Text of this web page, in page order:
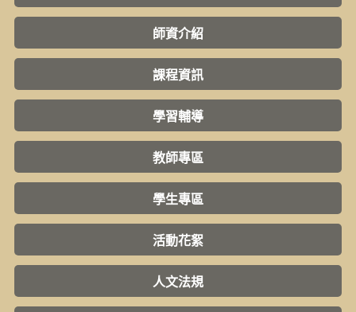
師資介紹
課程資訊
學習輔導
教師專區
學生專區
活動花絮
人文法規